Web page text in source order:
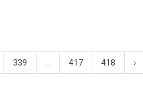
339 417 418 ›